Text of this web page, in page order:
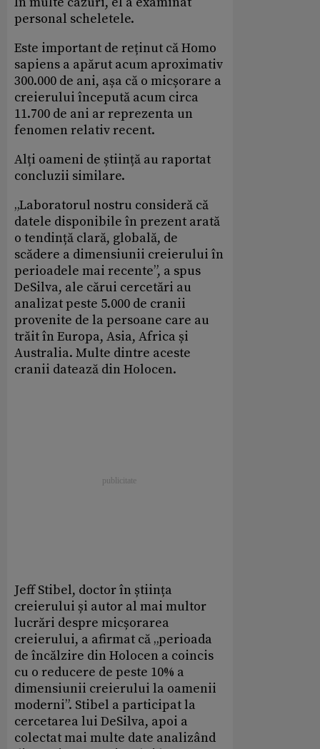
personal scheletele.
Este important de reținut că Homo
sapiens a apărut acum aproximativ
300.000 de ani, așa că o micșorare a
creierului începută acum circa
11.700 de ani ar reprezenta un
fenomen relativ recent.
Alți oameni de știință au raportat
concluzii similare.
„Laboratorul nostru consideră că
datele disponibile în prezent arată
o tendință clară, globală, de
scădere a dimensiunii creierului în
perioadele mai recente”, a spus
DeSilva, ale cărui cercetări au
analizat peste 5.000 de cranii
provenite de la persoane care au
trăit în Europa, Asia, Africa și
Australia. Multe dintre aceste
cranii datează din Holocen.
Jeff Stibel, doctor în știința
creierului și autor al mai multor
lucrări despre micșorarea
creierului, a afirmat că „perioada
de încălzire din Holocen a coincis
cu o reducere de peste 10% a
dimensiunii creierului la oamenii
moderni”. Stibel a participat la
cercetarea lui DeSilva, apoi a
colectat mai multe date analizând